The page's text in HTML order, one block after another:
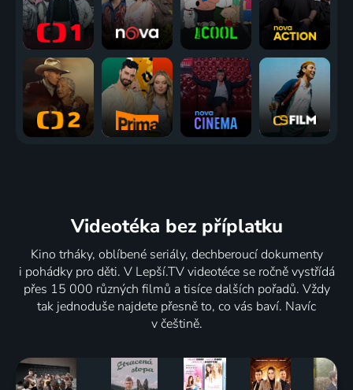
Videotéka bez příplatku
Kino trháky, oblíbené seriály, dechberoucí dokumenty
i pohádky pro děti. V Lepší.TV videotéce se ročně vystřídá
přes 15 000 různých filmů a tisíce dalších pořadů. Vždy
tak jednoduše najdete přesně to, co vás baví. Navíc
v češtině.